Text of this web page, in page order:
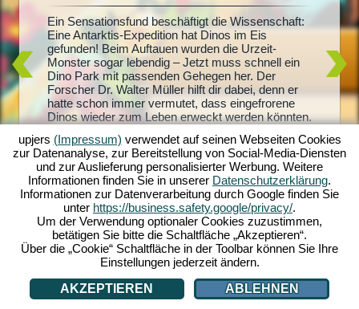
Dino-
eigene
Ein Sensationsfund beschäftigt die Wissenschaft:
Eine Antarktis-Expedition hat Dinos im Eis
gefunden! Beim Auftauen wurden die Urzeit-
Monster sogar lebendig – Jetzt muss schnell ein
Dino Park mit passenden Gehegen her. Der
Forscher Dr. Walter Müller hilft dir dabei, denn er
hatte schon immer vermutet, dass eingefrorene
Dinos wieder zum Leben erweckt werden könnten.
verschwundenen Frau? Starte jetzt ins Urzeit-
Abenteuer mit Dinosaur Park: Primeval Zoo!
aller
jeder
und
dann
Park
kannst
upjers (Impressum) verwendet auf seinen Webseiten Cookies
zur Datenanalyse, zur Bereitstellung von Social-Media-Diensten
und zur Auslieferung personalisierter Werbung. Weitere
Informationen finden Sie in unserer Datenschutzerklärung.
Informationen zur Datenverarbeitung durch Google finden Sie
unter https://business.safety.google/privacy/.
Um der Verwendung optionaler Cookies zuzustimmen,
betätigen Sie bitte die Schaltfläche „Akzeptieren“.
Über die „Cookie“ Schaltfläche in der Toolbar können Sie Ihre
Einstellungen jederzeit ändern.
AKZEPTIEREN
ABLEHNEN